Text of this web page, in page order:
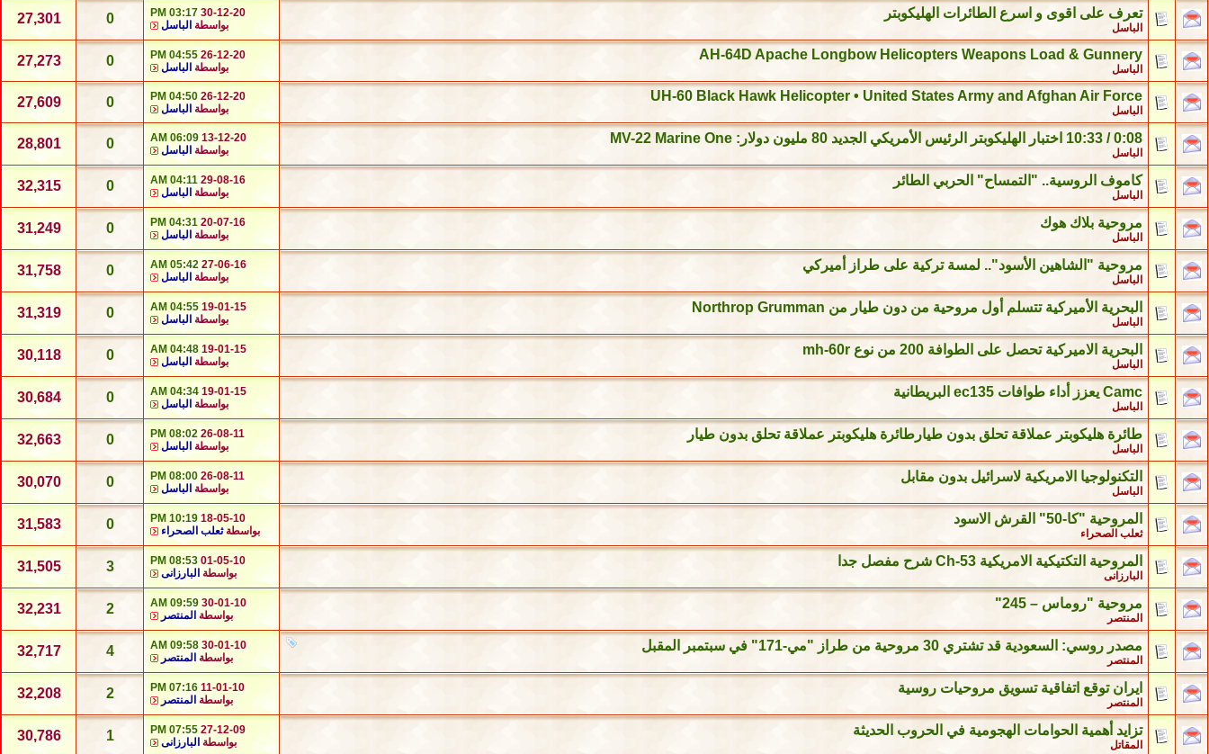
تعرف على اقوى و اسرع الطائرات الهليكوبتر
الباسل
30-12-20
03:17 PM
بواسطة الباسل 0
27,301
AH-64D Apache Longbow Helicopters Weapons Load & Gunnery
الباسل
26-12-20
04:55 PM
بواسطة الباسل 0
27,273
UH-60 Black Hawk Helicopter • United States Army and Afghan Air Force
الباسل
26-12-20
04:50 PM
بواسطة الباسل 0
27,609
0:08 / 10:33 اختبار الهليكوبتر الرئيس الأمريكي الجديد 80 مليون دولار: MV-22 Marine One
الباسل
13-12-20
06:09 AM
بواسطة الباسل 0
28,801
كاموف الروسية.. "التمساح" الحربي الطائر
الباسل
29-08-16
04:11 AM
بواسطة الباسل 0
32,315
مروحية بلاك هوك
الباسل
20-07-16
04:31 PM
بواسطة الباسل 0
31,249
مروحية "الشاهين الأسود".. لمسة تركية على طراز أميركي
الباسل
27-06-16
05:42 AM
بواسطة الباسل 0
31,758
البحرية الأميركية تتسلم أول مروحية من دون طيار من Northrop Grumman
الباسل
19-01-15
04:55 AM
بواسطة الباسل 0
31,319
البحرية الاميركية تحصل على الطوافة 200 من نوع mh-60r
الباسل
19-01-15
04:48 AM
بواسطة الباسل 0
30,118
Camc يعزز أداء طوافات ec135 البريطانية
الباسل
19-01-15
04:34 AM
بواسطة الباسل 0
30,684
طائرة هليكوبتر عملاقة تحلق بدون طيارطائرة هليكوبتر عملاقة تحلق بدون طيار
الباسل
26-08-11
08:02 PM
بواسطة الباسل 0
32,663
التكنولوجيا الامريكية لاسرائيل بدون مقابل
الباسل
26-08-11
08:00 PM
بواسطة الباسل 0
30,070
المروحية "كا-50" القرش الاسود
ثعلب الصحراء
18-05-10
10:19 PM
بواسطةثعلب الصحراء 0
31,583
المروحية التكتيكية الامريكية Ch-53 شرح مفصل جدا
البارزانى
01-05-10
08:53 PM
بواسطة البارزانى 3
31,505
مروحية "روماس – 245"
المنتصر
30-01-10
09:59 AM
بواسطة المنتصر 2
32,231
مصدر روسي: السعودية قد تشتري 30 مروحية من طراز "مي-171" في سبتمبر المقبل
المنتصر
30-01-10
09:58 AM
بواسطة المنتصر 4
32,717
ايران توقع اتفاقية تسويق مروحيات روسية
المنتصر
11-01-10
07:16 PM
بواسطة المنتصر 2
32,208
تزايد أهمية الحوامات الهجومية في الحروب الحديثة
المقاتل
27-12-09
07:55 PM
بواسطة البارزانى 1
30,786